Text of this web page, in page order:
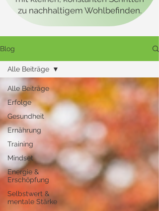
zu nachhaltigem Wohlbefinden.
Blog
Alle Beiträge
Erfolge
Gesundheit
Ernährung
Training
Mindset
Energie &
Erschöpfung
Selbstwert &
mentale Stärke
Alle Beiträge